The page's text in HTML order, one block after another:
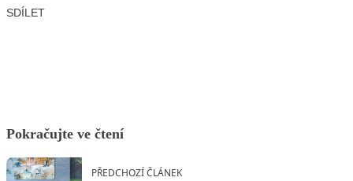
SDÍLET
Pokračujte ve čtení
PŘEDCHOZÍ ČLÁNEK